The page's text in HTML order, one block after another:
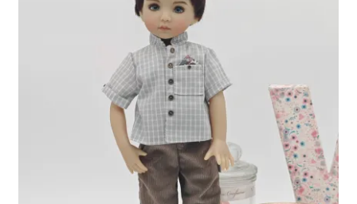
Politique de confidentialité
Politique de cookies (UE)